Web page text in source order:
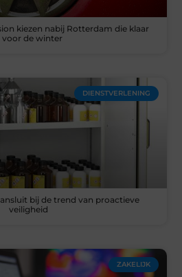
kiezen nabij Rotterdam die klaar
voor de winter
DIENSTVERLENING
bij de trend van proactieve
veiligheid
ZAKELIJK